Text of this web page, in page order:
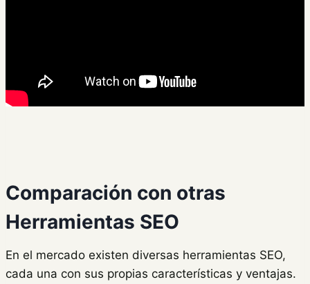
Comparación con otras
Herramientas SEO
En el mercado existen diversas herramientas SEO,
cada una con sus propias características y ventajas.